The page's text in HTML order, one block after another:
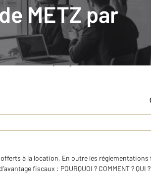
METZ par
le SIDA. Cela fait donc de nombreuses
traitements préventifs… Mais le Covid est
dans le dépistage du VIH SIDA. Sensible à
à la location. En outre les
fiscaux : POURQUOI ? COMMENT ? QUI ?